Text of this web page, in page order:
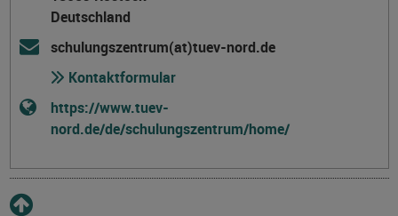
Deutschland
schulungszentrum(at)tuev-nord.de
Kontaktformular
https://www.tuev-
nord.de/de/schulungszentrum/home/